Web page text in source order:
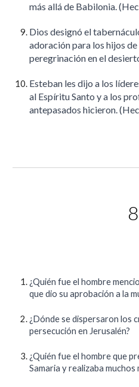
más allá de Babilonia.
Dios designó el
adoración para los hijos
peregrinación en el
Esteban les dijo a los
al Espíritu Santo y a los
antepasados hicieron.
8
¿Quién fue el hombre
que dio su aprobación a la
¿Dónde se dispersaron los
persecución en Jerusalén?
¿Quién fue el hombre que
Samaria y realizaba muchos